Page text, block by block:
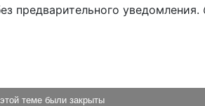
предварительного уведомления.
теме были закрыты